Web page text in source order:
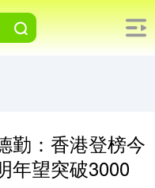
勤：香港登榜今
年望突破3000